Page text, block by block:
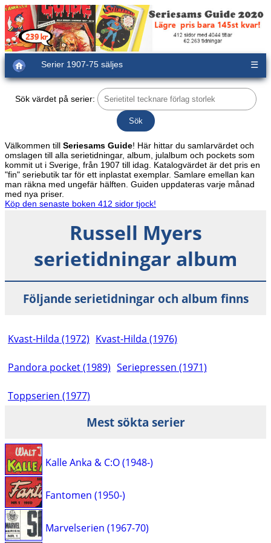
Serier 1907-75 säljes ☰
Sök värdet på serier:
Välkommen till Seriesams Guide! Här hittar du samlarvärdet och
omslagen till alla serietidningar, album, julalbum och pockets som
kommit ut i Sverige, från 1907 till idag. Katalogvärdet är det pris en
"fin" seriebutik tar för ett inplastat exemplar. Samlare emellan kan
man räkna med ungefär hälften. Guiden uppdateras varje månad
med nya priser.
Köp den senaste boken 412 sidor tjock!
Russell Myers
serietidningar album
Följande serietidningar och album finns
Kvast-Hilda (1972) Kvast-Hilda (1976)
Pandora pocket (1989) Seriepressen (1971)
Toppserien (1977)
Mest sökta serier
Kalle Anka & C:O (1948-)
Fantomen (1950-)
Marvelserien (1967-70)